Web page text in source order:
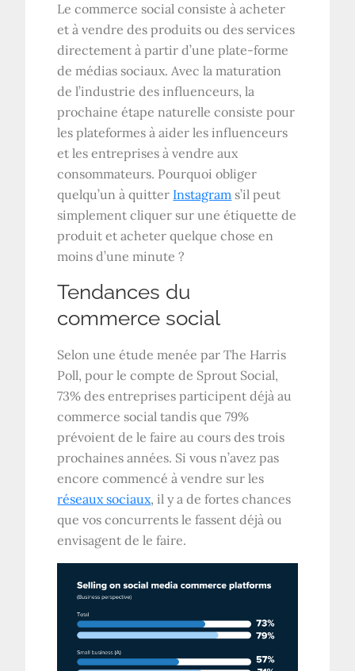
Le commerce social consiste à acheter
et à vendre des produits ou des services
directement à partir d’une plate-forme
de médias sociaux. Avec la maturation
de l’industrie des influenceurs, la
prochaine étape naturelle consiste pour
les plateformes à aider les influenceurs
et les entreprises à vendre aux
consommateurs. Pourquoi obliger
quelqu’un à quitter Instagram s’il peut
simplement cliquer sur une étiquette de
produit et acheter quelque chose en
moins d’une minute ?
Tendances du
commerce social
Selon une étude menée par The Harris
Poll, pour le compte de Sprout Social,
73% des entreprises participent déjà au
commerce social tandis que 79%
prévoient de le faire au cours des trois
prochaines années. Si vous n’avez pas
encore commencé à vendre sur les
réseaux sociaux, il y a de fortes chances
que vos concurrents le fassent déjà ou
envisagent de le faire.